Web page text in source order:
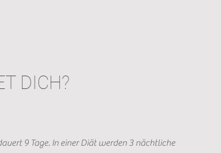
DICH?
9 Tage. In einer Diät werden 3 nächtliche